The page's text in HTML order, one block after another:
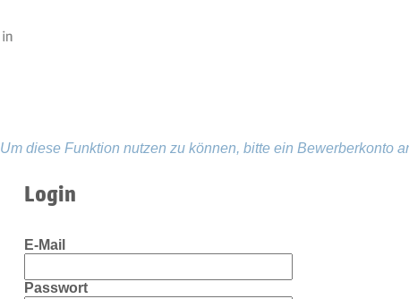
Um diese Funktion nutzen zu können, bitte ein Bewerberkonto
Login
E-Mail
Passwort